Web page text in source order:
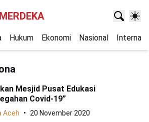
Hukum Ekonomi Nasional
Mesjid Pusat Edukasi
Covid-19”
Aceh 20 November 2020